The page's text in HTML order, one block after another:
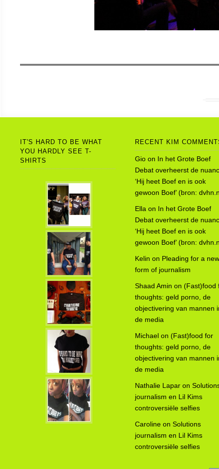
IT'S HARD TO BE WHAT
YOU HARDLY SEE T-
SHIRTS
RECENT KIM
Gio on In het Grote Boef
Debat overheerst de
‘Hij heet Boef en is ook
gewoon Boef’ (bron:
Ella on In het Grote Boef
Debat overheerst de
‘Hij heet Boef en is ook
gewoon Boef’ (bron:
Kelin on Pleading for a new
form of journalism
Shaad Amin on (Fast)food
thoughts: geld porno, de
objectivering van mannen
de media
Michael on (Fast)food for
thoughts: geld porno, de
objectivering van mannen
de media
Nathalie Lapar on
journalism en Lil Kims
controversiële selfies
Caroline on Solutions
journalism en Lil Kims
controversiële selfies